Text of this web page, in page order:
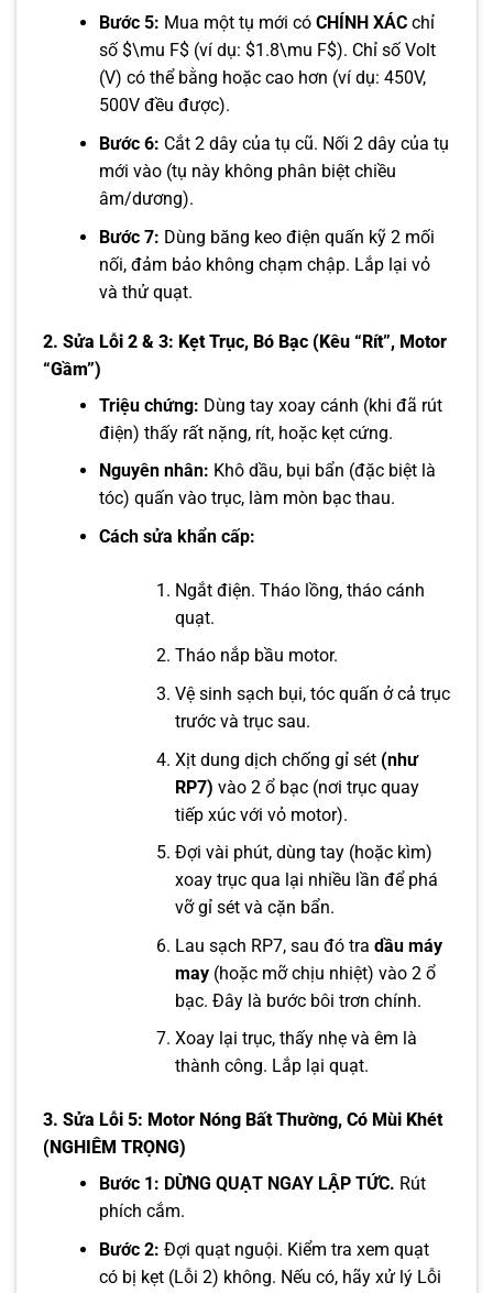
Bước 5: Mua một tụ mới có CHÍNH XÁCchỉ
số $\mu F$ (ví dụ: $1.8\mu F$). Chỉ số Volt
(V) có thể bằng hoặc cao hơn (ví dụ: 450V,
500V đều được).
Bước 6: Cắt 2 dây của tụ cũ. Nối 2 dây của tụ
mới vào (tụ này không phân biệt chiều
âm/dương).
Bước 7: Dùng băng keo điện quấn kỹ 2 mối
nối, đảm bảo không chạm chập. Lắp lại vỏ
và thử quạt.
2. Sửa Lỗi 2 & 3: Kẹt Trục, Bó Bạc (Kêu “Rít”, Motor
“Gầm”)
Triệu chứng: Dùng tay xoay cánh (khi đã rút
điện) thấy rất nặng, rít, hoặc kẹt cứng.
Nguyên nhân: Khô dầu, bụi bẩn (đặc biệt là
tóc) quấn vào trục, làm mòn bạc thau.
Cách sửa khẩn cấp:
Ngắt điện. Tháo lồng, tháo cánh
quạt.
Tháo nắp bầu motor.
Vệ sinh sạch bụi, tóc quấn ở cả trục
trước và trục sau.
Xịt dung dịch chống gỉ sét (như
RP7) vào 2 ổ bạc (nơi trục quay
tiếp xúc với vỏ motor).
Đợi vài phút, dùng tay (hoặc kìm)
xoay trục qua lại nhiều lần để phá
vỡ gỉ sét và cặn bẩn.
Lau sạch RP7, sau đó tra dầu máy
may(hoặc mỡ chịu nhiệt) vào 2 ổ
bạc. Đây là bước bôi trơn chính.
Xoay lại trục, thấy nhẹ và êm là
thành công. Lắp lại quạt.
3. Sửa Lỗi 5: Motor Nóng Bất Thường, Có Mùi Khét
(NGHIÊM TRỌNG)
Bước 1: DỪNG QUẠT NGAY LẬP TỨC. Rút
phích cắm.
Bước 2: Đợi quạt nguội. Kiểm tra xem quạt
có bị kẹt (Lỗi 2) không. Nếu có, hãy xử lý Lỗi